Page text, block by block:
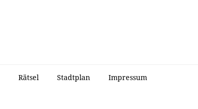
Rätsel Stadtplan Impressum